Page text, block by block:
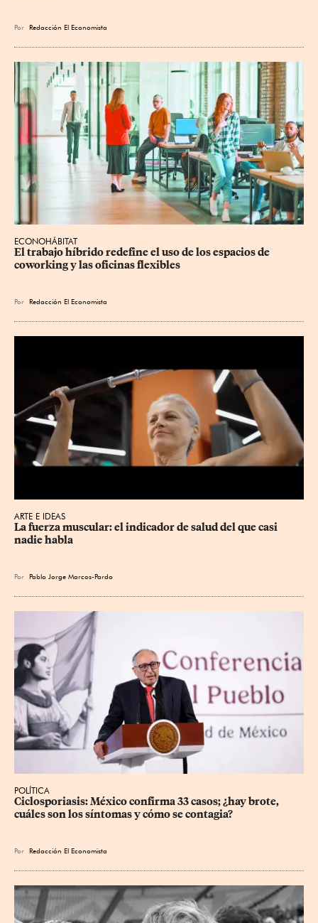
Por Redacción El Economista
ECONOHÁBITAT
El trabajo híbrido redefine el uso de los espacios de
coworking y las oficinas flexibles
Por Redacción El Economista
ARTE E IDEAS
La fuerza muscular: el indicador de salud del que casi
nadie habla
Por Pablo Jorge Marcos-Pardo
POLÍTICA
Ciclosporiasis: México confirma 33 casos; ¿hay brote,
cuáles son los síntomas y cómo se contagia?
Por Redacción El Economista